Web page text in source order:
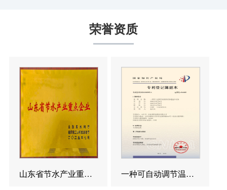
荣誉资质
山东省节水产业重点企业 一种可自动调节温度的反渗透造水设备发明专利